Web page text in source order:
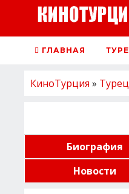
ГЛАВНАЯ
КиноТурция »
Биография
Новости